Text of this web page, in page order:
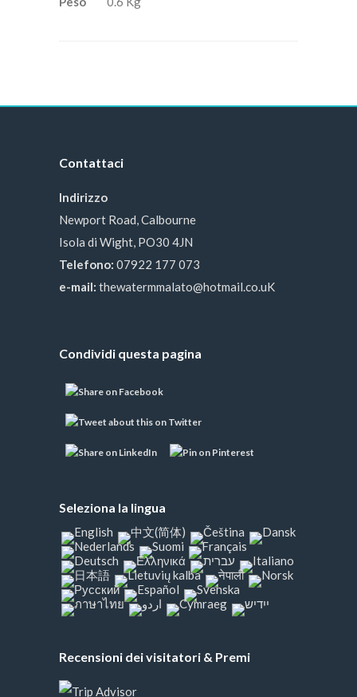
Contattaci
Indirizzo
Newport Road, Calbourne
Isola di Wight, PO30 4JN
Telefono: 07922 177 073
e-mail: thewatermmalato@hotmail.co.uK
Condividi questa pagina
Seleziona la lingua
Recensioni dei visitatori & Premi